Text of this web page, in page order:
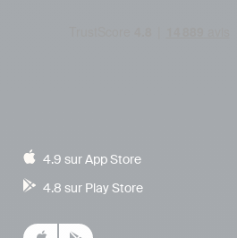
4.9 sur App Store
4.8 sur Play Store